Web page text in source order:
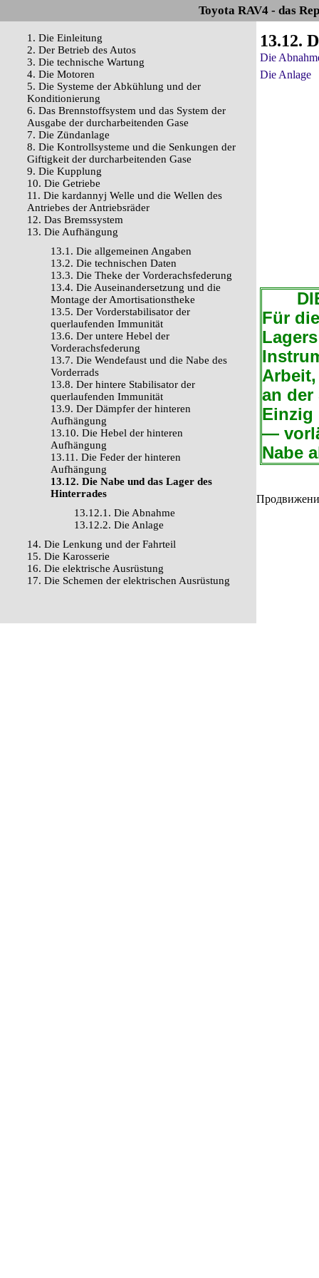
Toyota RAV4 - das
1. Die Einleitung
2. Der Betrieb des Autos
3. Die technische Wartung
4. Die Motoren
5. Die Systeme der Abkühlung und der
Konditionierung
6. Das Brennstoffsystem und das System der
Ausgabe der durcharbeitenden Gase
7. Die Zündanlage
8. Die Kontrollsysteme und die Senkungen der
Giftigkeit der durcharbeitenden Gase
9. Die Kupplung
10. Die Getriebe
11. Die kardannyj Welle und die Wellen des
Antriebes der Antriebsräder
12. Das Bremssystem
13. Die Aufhängung
13.1. Die allgemeinen Angaben
13.2. Die technischen Daten
13.3. Die Theke der Vorderachsfederung
13.4. Die Auseinandersetzung und die
Montage der Amortisationstheke
13.5. Der Vorderstabilisator der
querlaufenden Immunität
13.6. Der untere Hebel der
Vorderachsfederung
13.7. Die Wendefaust und die Nabe des
Vorderrads
13.8. Der hintere Stabilisator der
querlaufenden Immunität
13.9. Der Dämpfer der hinteren
Aufhängung
13.10. Die Hebel der hinteren
Aufhängung
13.11. Die Feder der hinteren
Aufhängung
13.12. Die Nabe und das Lager des
Hinterrades
13.12.1. Die Abnahme
13.12.2. Die Anlage
14. Die Lenkung und der Fahrteil
15. Die Karosserie
16. Die elektrische Ausrüstung
17. Die Schemen der elektrischen Ausrüstung
13.12.
Die
Die Anlage
DIE
Für
an der
Einzig
—
Nabe